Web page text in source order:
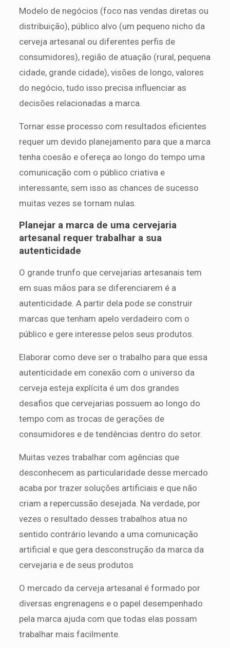
Modelo de negócios (foco nas vendas diretas ou
distribuição), público alvo (um pequeno nicho da
cerveja artesanal ou diferentes perfis de
consumidores), região de atuação (rural, pequena
cidade, grande cidade), visões de longo, valores
do negócio, tudo isso precisa influenciar as
decisões relacionadas a marca.
Tornar esse processo com resultados eficientes
requer um devido planejamento para que a marca
tenha coesão e ofereça ao longo do tempo uma
comunicação com o público criativa e
interessante, sem isso as chances de sucesso
muitas vezes se tornam nulas.
Planejar a marca de uma cervejaria
artesanal requer trabalhar a sua
autenticidade
O grande trunfo que cervejarias artesanais tem
em suas mãos para se diferenciarem é a
autenticidade. A partir dela pode se construir
marcas que tenham apelo verdadeiro com o
público e gere interesse pelos seus produtos.
Elaborar como deve ser o trabalho para que essa
autenticidade em conexão com o universo da
cerveja esteja explícita é um dos grandes
desafios que cervejarias possuem ao longo do
tempo com as trocas de gerações de
consumidores e de tendências dentro do setor.
Muitas vezes trabalhar com agências que
desconhecem as particularidade desse mercado
acaba por trazer soluções artificiais e que não
criam a repercussão desejada. Na verdade, por
vezes o resultado desses trabalhos atua no
sentido contrário levando a uma comunicação
artificial e que gera desconstrução da marca da
cervejaria e de seus produtos
O mercado da cerveja artesanal é formado por
diversas engrenagens e o papel desempenhado
pela marca ajuda com que todas elas possam
trabalhar mais facilmente.